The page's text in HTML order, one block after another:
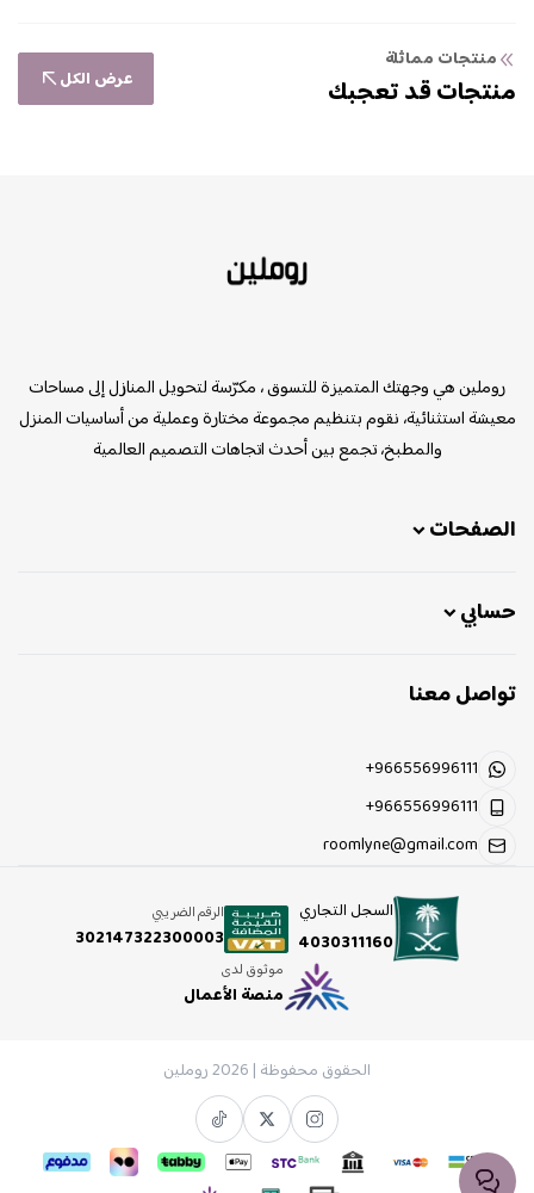
منتجات مماثلة
منتجات قد تعجبك عرض الكل
روملين هي وجهتك المتميزة للتسوق ، مكرّسة لتحويل المنازل إلى مساحات
معيشة استثنائية، نقوم بتنظيم مجموعة مختارة وعملية من أساسيات المنزل
والمطبخ، تجمع بين أحدث اتجاهات التصميم العالمية
الصفحات
حسابي
تواصل معنا
+966556996111
+966556996111
roomlyne@gmail.com
السجل التجاري
4030311160
الرقم الضريبي
302147322300003
موثوق لدى
منصة الأعمال
الحقوق محفوظة | 2026 روملين